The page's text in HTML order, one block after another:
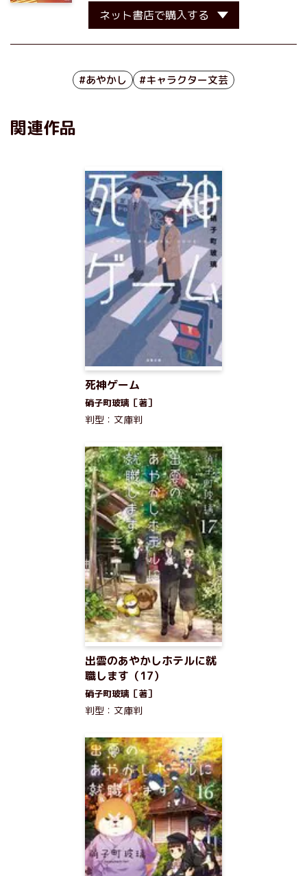
ネット書店で購入する
#あやかし #キャラクター文芸
関連作品
死神ゲーム
硝子町玻璃［著］
判型：文庫判
出雲のあやかしホテルに就
職します（17）
硝子町玻璃［著］
判型：文庫判